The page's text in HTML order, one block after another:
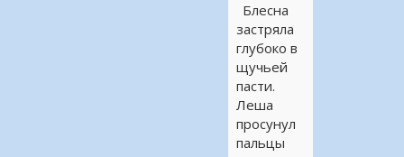
Блесна
застряла
глубоко в
щучьей
пасти.
Леша
просунул
пальцы